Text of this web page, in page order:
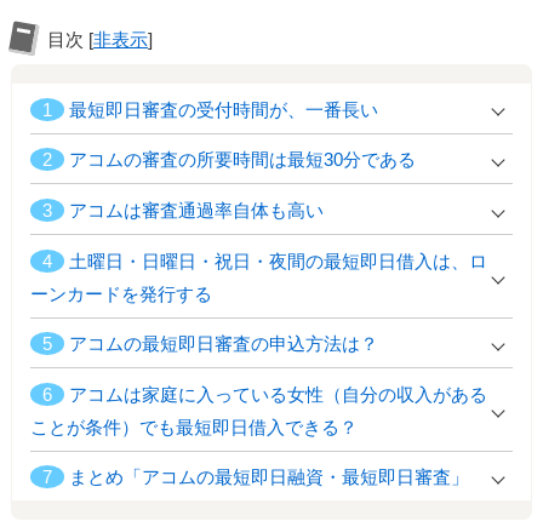
目次 [非表示]
1 最短即日審査の受付時間が、一番長い
2 アコムの審査の所要時間は最短30分である
3 アコムは審査通過率自体も高い
4
土曜日・日曜日・祝日・夜間の最短即日借入は、ロ
ーンカードを発行する
5 アコムの最短即日審査の申込方法は？
6
アコムは家庭に入っている女性（自分の収入がある
ことが条件）でも最短即日借入できる？
7 まとめ「アコムの最短即日融資・最短即日審査」